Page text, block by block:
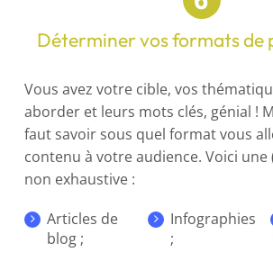
Déterminer vos formats de
Vous avez votre cible, vos
aborder et leurs mots clés, génial !
faut savoir sous quel format vous
contenu à votre audience. Voici une
non exhaustive :
Articles de
blog ;
Infographies
;